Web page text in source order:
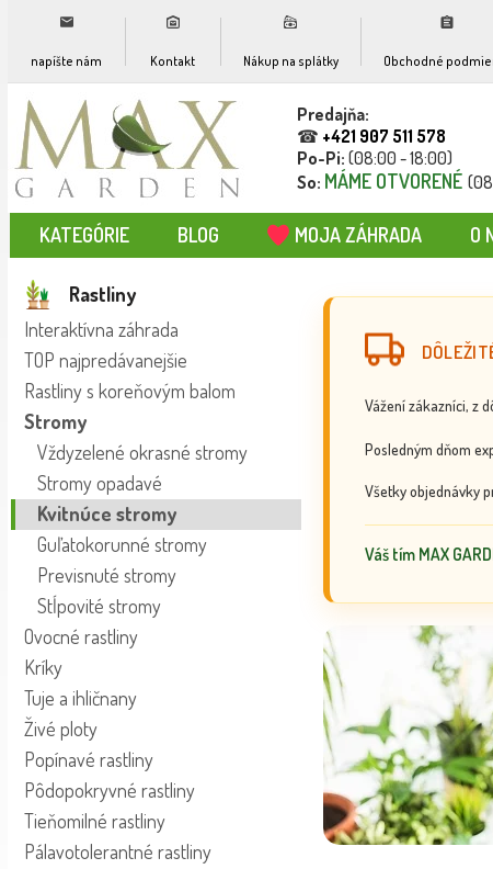
napíšte nám Kontakt Nákup na splátky Obchodné
Predajňa:
☎ +421 907 511 578
Po-Pi: (08:00 - 18:00)
So: MÁME OTVORENÉ
KATEGÓRIE BLOG MOJA ZÁHRADA O
Rastliny
Interaktívna záhrada
TOP najpredávanejšie
Rastliny s koreňovým balom
Stromy
Vždyzelené okrasné stromy
Stromy opadavé
Kvitnúce stromy
Guľatokorunné stromy
Previsnuté stromy
Stĺpovité stromy
Ovocné rastliny
Kríky
Tuje a ihličnany
Živé ploty
Popínavé rastliny
Pôdopokryvné rastliny
Tieňomilné rastliny
Pálavotolerantné rastliny
Vážení zákazníci, z
Posledným dňom
Všetky objednávky
Váš tím MAX